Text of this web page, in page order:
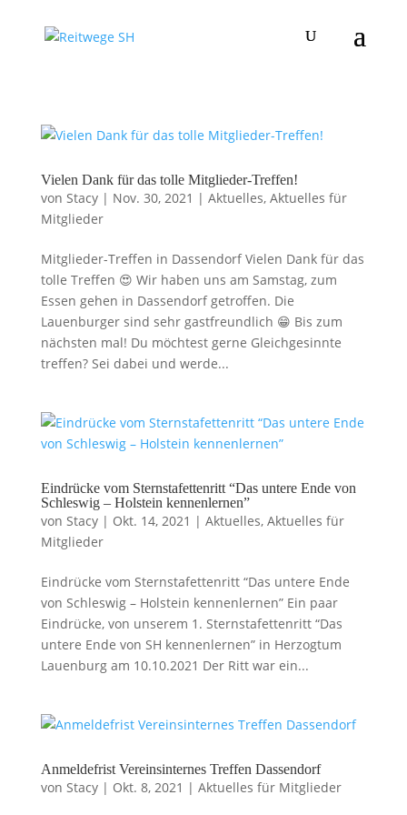
Vielen Dank für das tolle Mitglieder-Treffen!
von Stacy| Nov. 30, 2021 | Aktuelles, Aktuelles für
Mitglieder
Mitglieder-Treffen in Dassendorf Vielen Dank für das
tolle Treffen 😍 Wir haben uns am Samstag, zum
Essen gehen in Dassendorf getroffen. Die
Lauenburger sind sehr gastfreundlich 😁 Bis zum
nächsten mal! Du möchtest gerne Gleichgesinnte
treffen? Sei dabei und werde...
Eindrücke vom Sternstafettenritt “Das untere Ende von
Schleswig – Holstein kennenlernen”
von Stacy| Okt. 14, 2021 | Aktuelles, Aktuelles für
Mitglieder
Eindrücke vom Sternstafettenritt “Das untere Ende
von Schleswig – Holstein kennenlernen” Ein paar
Eindrücke, von unserem 1. Sternstafettenritt “Das
untere Ende von SH kennenlernen” in Herzogtum
Lauenburg am 10.10.2021 Der Ritt war ein...
Anmeldefrist Vereinsinternes Treffen Dassendorf
von Stacy| Okt. 8, 2021 | Aktuelles für Mitglieder